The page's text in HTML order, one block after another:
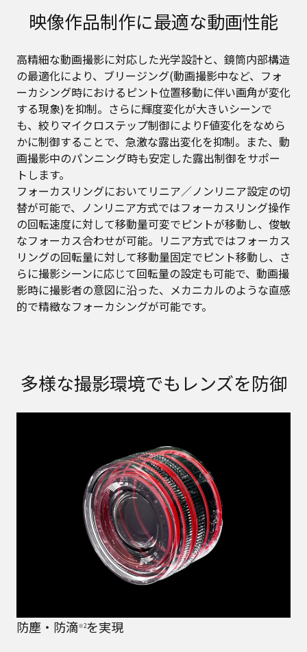
映像作品制作に最適な動画性能
高精細な動画撮影に対応した光学設計と、鏡筒内部構造
の最適化により、ブリージング(動画撮影中など、フォ
ーカシング時におけるピント位置移動に伴い画角が変化
する現象)を抑制。さらに輝度変化が大きいシーンで
も、絞りマイクロステップ制御によりF値変化をなめら
かに制御することで、急激な露出変化を抑制。また、動
画撮影中のパンニング時も安定した露出制御をサポー
トします。
フォーカスリングにおいてリニア／ノンリニア設定の切
替が可能で、ノンリニア方式ではフォーカスリング操作
の回転速度に対して移動量可変でピントが移動し、俊敏
なフォーカス合わせが可能。リニア方式ではフォーカス
リングの回転量に対して移動量固定でピント移動し、さ
らに撮影シーンに応じて回転量の設定も可能で、動画撮
影時に撮影者の意図に沿った、メカニカルのような直感
的で精緻なフォーカシングが可能です。
多様な撮影環境でもレンズを防御
防塵・防滴※2を実現